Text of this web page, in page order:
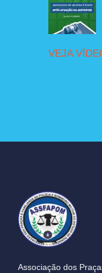
VEJA
Associação dos